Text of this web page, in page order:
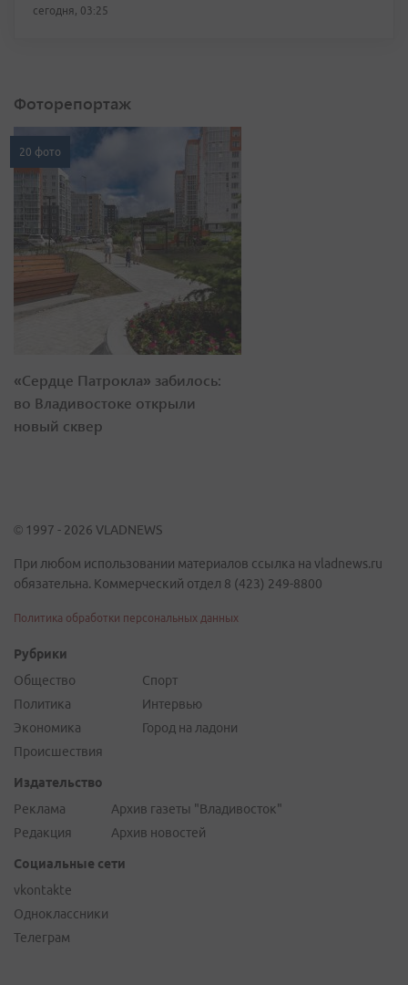
сегодня, 03:25
Фоторепортаж
20 фото
«Сердце Патрокла» забилось:
во Владивостоке открыли
новый сквер
© 1997 - 2026 VLADNEWS
При любом использовании материалов ссылка на vladnews.ru
обязательна. Коммерческий отдел 8 (423) 249-8800
Политика обработки персональных данных
Рубрики
Общество
Политика
Экономика
Происшествия
Спорт
Интервью
Город на ладони
Издательство
Реклама
Редакция
Архив газеты "Владивосток"
Архив новостей
Социальные сети
vkontakte
Одноклассники
Телеграм